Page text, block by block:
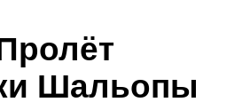
Шальопы